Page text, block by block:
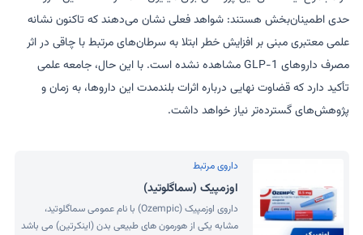
حدی اطمینان‌بخش هستند: شواهد فعلی نشان می‌دهند که تاکنون نشانه
علمی معتبری مبنی بر افزایش خطر ابتلا به سرطان‌های مرتبط با چاقی در اثر
مصرف داروهای GLP-1 مشاهده نشده است. با این حال، جامعه علمی
تأکید دارد که قضاوت نهایی درباره اثرات بلندمدت این داروها، به زمان و
پژوهش‌های گسترده‌تر نیاز خواهد داشت.
داروی مرتبط
اوزمپیک (سماگلوتید)
داروی اوزمپیک (Ozempic) با نام عمومی سماگلوتید،
مشابه یکی از هورمون های طبیعی بدن (اینکرتین) می باشد